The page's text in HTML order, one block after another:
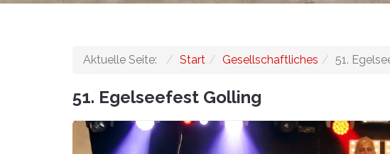
Aktuelle Seite: Start Gesellschaftliches 51.
51. Egelseefest Golling